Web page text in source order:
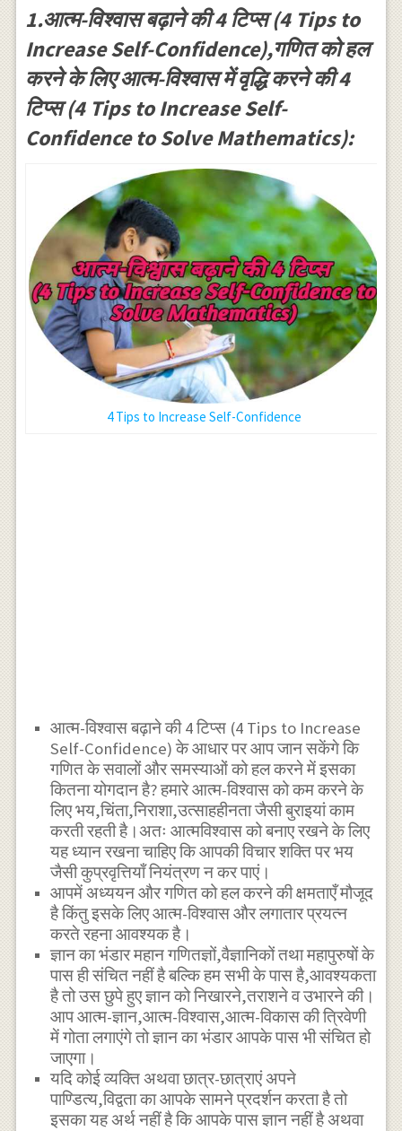
1.आत्म-विश्वास बढ़ाने की 4 टिप्स (4 Tips to
Increase Self-Confidence),गणित को हल
करने के लिए आत्म-विश्वास में वृद्धि करने की 4
टिप्स (4 Tips to Increase Self-
Confidence to Solve Mathematics):
4 Tips to Increase Self-Confidence
आत्म-विश्वास बढ़ाने की 4 टिप्स (4 Tips to Increase
Self-Confidence) के आधार पर आप जान सकेंगे कि
गणित के सवालों और समस्याओं को हल करने में इसका
कितना योगदान है? हमारे आत्म-विश्वास को कम करने के
लिए भय,चिंता,निराशा,उत्साहहीनता जैसी बुराइयां काम
करती रहती है।अतः आत्मविश्वास को बनाए रखने के लिए
यह ध्यान रखना चाहिए कि आपकी विचार शक्ति पर भय
जैसी कुप्रवृत्तियाँ नियंत्रण न कर पाएं।
आपमें अध्ययन और गणित को हल करने की क्षमताएँ मौजूद
है किंतु इसके लिए आत्म-विश्वास और लगातार प्रयत्न
करते रहना आवश्यक है।
ज्ञान का भंडार महान गणितज्ञों,वैज्ञानिकों तथा महापुरुषों के
पास ही संचित नहीं है बल्कि हम सभी के पास है,आवश्यकता
है तो उस छुपे हुए ज्ञान को निखारने,तराशने व उभारने की।
आप आत्म-ज्ञान,आत्म-विश्वास,आत्म-विकास की त्रिवेणी
में गोता लगाएंगे तो ज्ञान का भंडार आपके पास भी संचित हो
जाएगा।
यदि कोई व्यक्ति अथवा छात्र-छात्राएं अपने
पाण्डित्य,विद्वता का आपके सामने प्रदर्शन करता है तो
इसका यह अर्थ नहीं है कि आपके पास ज्ञान नहीं है अथवा